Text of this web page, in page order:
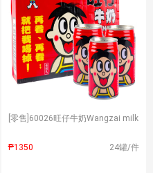
[零售] 60026旺仔牛奶Wangzai milk
₱1350 24罐/件